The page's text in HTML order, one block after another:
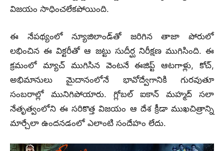
విజయం సాధించలేకపోయింది.
ఈ నేపథ్యంలో న్యూజిలాండ్‌తో జరిగిన తాజా పోరులో
లభించిన ఈ విక్టరీతో ఆ జట్టు సుదీర్ఘ నిరీక్షణ ముగిసింది. ఈ
క్రమంలో మ్యాచ్ ముగిసిన వెంటనే ఈజిప్ట్ ఆటగాళ్లు, కోచ్,
అభిమానులు మైదానంలోనే భావోద్వేగానికి గురవుతూ
సంబరాల్లో మునిగిపోయారు. గ్లోబల్ ఐకాన్ మహ్మద్ సలా
నేతృత్వంలోని ఈ సరికొత్త విజయం ఆ దేశ క్రీడా ముఖచిత్రాన్ని
మార్చేలా ఉందనడంలో ఎలాంటి సందేహం లేదు.